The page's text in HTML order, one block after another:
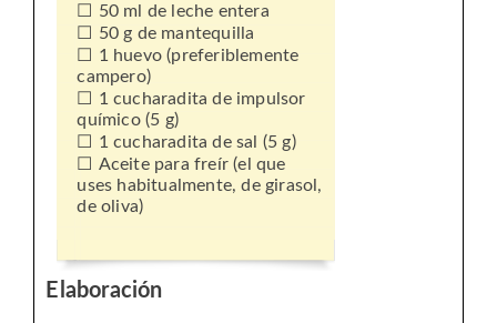
50 ml de leche entera
50 g de mantequilla
1 huevo (preferiblemente
campero)
1 cucharadita de impulsor
químico (5 g)
1 cucharadita de sal (5 g)
Aceite para freír (el que
uses habitualmente, de girasol,
de oliva)
Elaboración